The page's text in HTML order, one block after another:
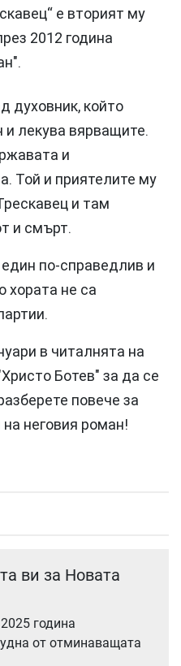
е вторият му
2012 година
духовник, който
и лекува вярващите.
и
Той и приятелите му
и там
и смърт.
по-справедлив и
хората не са
в читалнята на
Ботев" за да се
повече за
неговия роман!
ви за Новата
година
от отминаващата